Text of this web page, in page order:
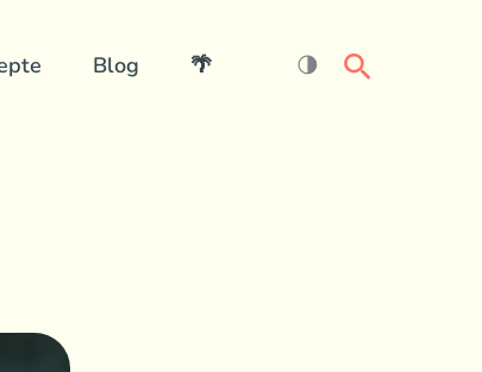
Blog 🌴 🌗 Search